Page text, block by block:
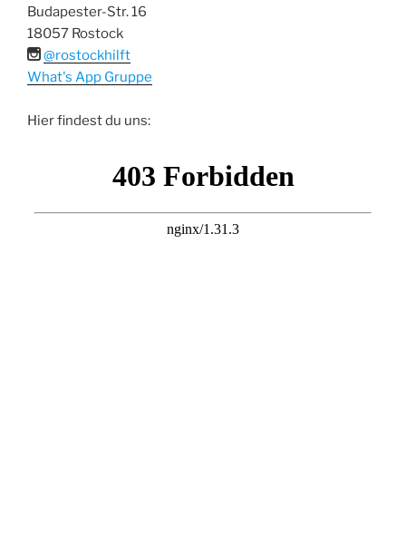
Budapester-Str. 16
18057 Rostock
@rostockhilft
What's App Gruppe
Hier findest du uns: